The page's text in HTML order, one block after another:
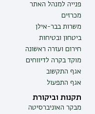
פנייה למנהל האתר
מכרזים
משרות בבר-אילן
ביטחון ובטיחות
חירום ועזרה ראשונה
מוקד בקרה לדיווחים
אגף התקשוב
אגף התפעול
תקנות וביקורת
מבקר האוניברסיטה